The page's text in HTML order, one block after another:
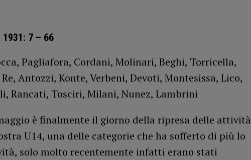
1931: 7 – 66
Pagliafora, Cordani, Molinari, Beghi, Torricella,
Antozzi, Konte, Verbeni, Devoti, Montesissa, Lico,
Rancati, Tosciri, Milani, Nunez, Lambrini
è finalmente il giorno della ripresa delle attività
U14, una delle categorie che ha sofferto di più lo
solo molto recentemente infatti erano stati